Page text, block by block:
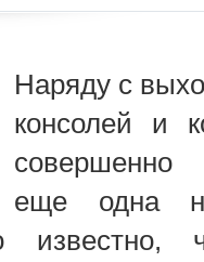
Наряду с
консолей и
совершенно
еще одна
известно,